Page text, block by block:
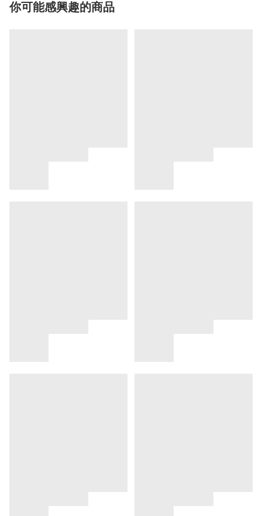
你可能感興趣的商品